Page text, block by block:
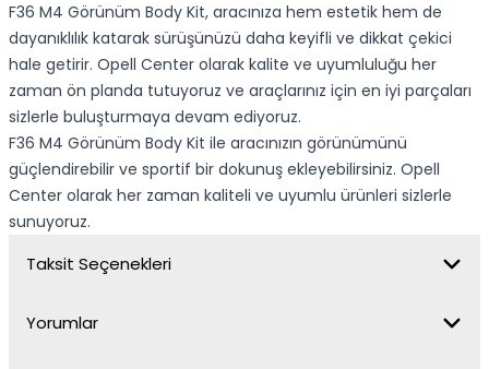
F36 M4 Görünüm Body Kit, aracınıza hem estetik hem de
dayanıklılık katarak sürüşünüzü daha keyifli ve dikkat çekici
hale getirir. Opell Center olarak kalite ve uyumluluğu her
zaman ön planda tutuyoruz ve araçlarınız için en iyi parçaları
sizlerle buluşturmaya devam ediyoruz.
F36 M4 Görünüm Body Kit ile aracınızın görünümünü
güçlendirebilir ve sportif bir dokunuş ekleyebilirsiniz. Opell
Center olarak her zaman kaliteli ve uyumlu ürünleri sizlerle
sunuyoruz.
Taksit Seçenekleri
Yorumlar